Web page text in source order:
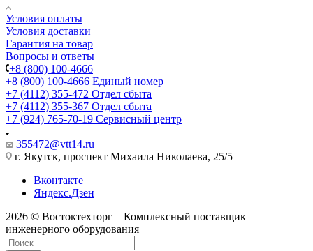
Условия оплаты
Условия доставки
Гарантия на товар
Вопросы и ответы
+8 (800) 100-4666
+8 (800) 100-4666 Единый номер
+7 (4112) 355-472 Отдел сбыта
+7 (4112) 355-367 Отдел сбыта
+7 (924) 765-70-19 Сервисный центр
355472@vtt14.ru
г. Якутск, проспект Михаила Николаева, 25/5
Вконтакте
Яндекс.Дзен
2026 © Востоктехторг – Комплексный поставщик
инженерного оборудования